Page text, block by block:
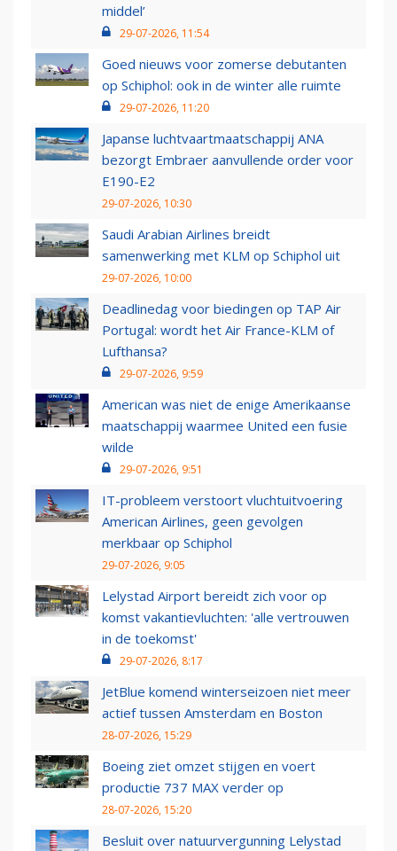
middel’
29-07-2026, 11:54
Goed nieuws voor zomerse debutanten
op Schiphol: ook in de winter alle ruimte
29-07-2026, 11:20
Japanse luchtvaartmaatschappij ANA
bezorgt Embraer aanvullende order voor
E190-E2
29-07-2026, 10:30
Saudi Arabian Airlines breidt
samenwerking met KLM op Schiphol uit
29-07-2026, 10:00
Deadlinedag voor biedingen op TAP Air
Portugal: wordt het Air France-KLM of
Lufthansa?
29-07-2026, 9:59
American was niet de enige Amerikaanse
maatschappij waarmee United een fusie
wilde
29-07-2026, 9:51
IT-probleem verstoort vluchtuitvoering
American Airlines, geen gevolgen
merkbaar op Schiphol
29-07-2026, 9:05
Lelystad Airport bereidt zich voor op
komst vakantievluchten: 'alle vertrouwen
in de toekomst'
29-07-2026, 8:17
JetBlue komend winterseizoen niet meer
actief tussen Amsterdam en Boston
28-07-2026, 15:29
Boeing ziet omzet stijgen en voert
productie 737 MAX verder op
28-07-2026, 15:20
Besluit over natuurvergunning Lelystad